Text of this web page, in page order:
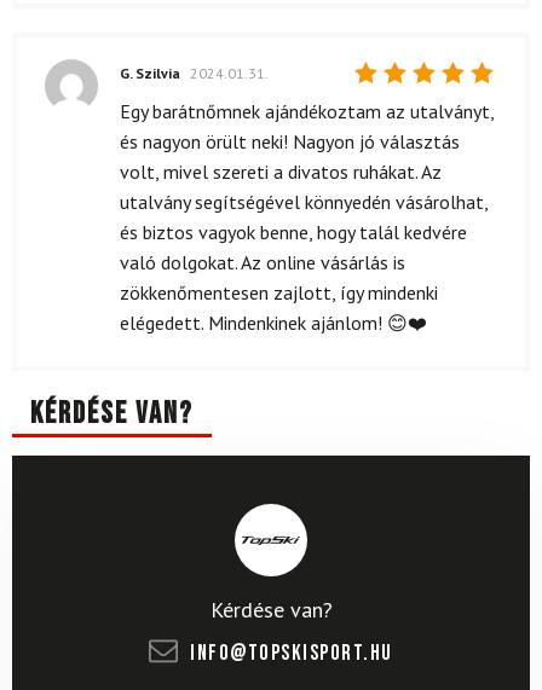
Értékelés:
G. Szilvia 2024.01.31.
Egy barátnőmnek ajándékoztam az utalványt,
és nagyon örült neki! Nagyon jó választás
volt, mivel szereti a divatos ruhákat. Az
utalvány segítségével könnyedén vásárolhat,
és biztos vagyok benne, hogy talál kedvére
való dolgokat. Az online vásárlás is
zökkenőmentesen zajlott, így mindenki
elégedett. Mindenkinek ajánlom! 😊❤️
Kérdése van?
Kérdése van?
info@topskisport.hu